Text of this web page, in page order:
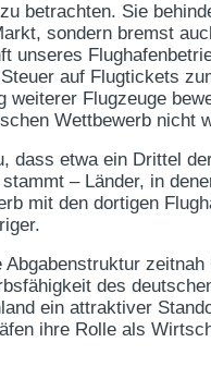
betrachten. Sie
sondern bremst
unseres
auf Flugtickets
weiterer Flugzeuge
Wettbewerb nicht
dass etwa ein Drittel
– Länder, in
mit den dortigen
zeitnah
des
ein attraktiver
ihre Rolle als